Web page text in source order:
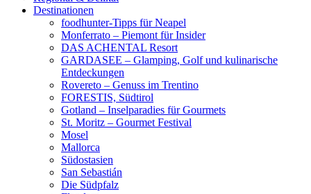
Destinationen
foodhunter-Tipps für Neapel
Monferrato – Piemont für Insider
DAS ACHENTAL Resort
GARDASEE – Glamping, Golf und kulinarische
Entdeckungen
Rovereto – Genuss im Trentino
FORESTIS, Südtirol
Gotland – Inselparadies für Gourmets
St. Moritz – Gourmet Festival
Mosel
Mallorca
Südostasien
San Sebastián
Die Südpfalz